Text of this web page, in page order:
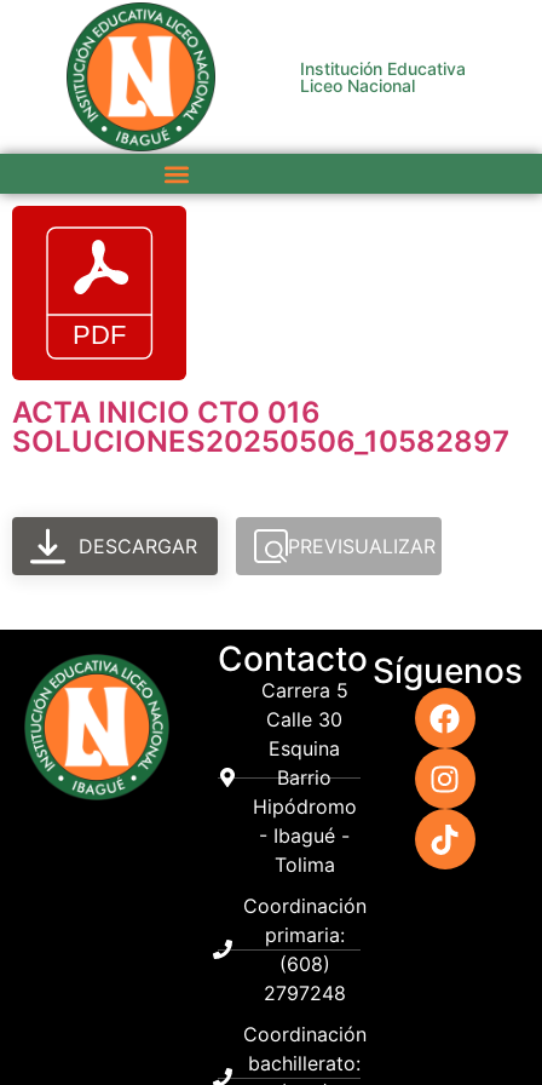
Institución Educativa
Liceo Nacional
ACTA INICIO CTO 016
SOLUCIONES20250506_10582897
DESCARGAR PREVISUALIZAR
Contacto
Carrera 5
Calle 30
Esquina
Barrio
Hipódromo
- Ibagué -
Tolima
Coordinación
primaria:
(608)
2797248
Coordinación
bachillerato:
Síguenos